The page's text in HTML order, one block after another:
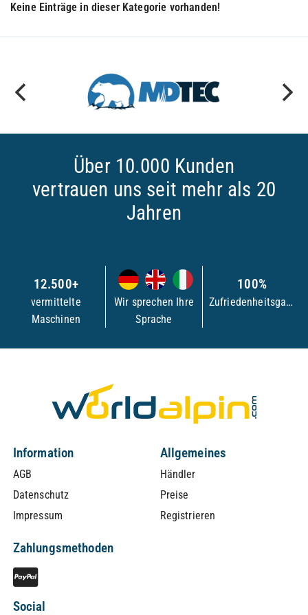
Keine Einträge in dieser Kategorie vorhanden!
Über 10.000 Kunden
vertrauen uns seit mehr als 20
Jahren
12.500+
vermittelte
Maschinen
Wir sprechen Ihre
Sprache
100%
Zufriedenheitsgarantie
Information
AGB
Datenschutz
Impressum
Allgemeines
Händler
Preise
Registrieren
Zahlungsmethoden
Social